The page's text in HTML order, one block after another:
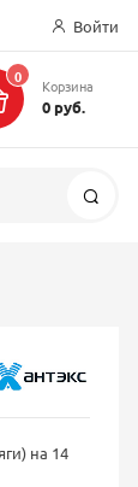
Войти
0 Корзина
0 руб.
на 14